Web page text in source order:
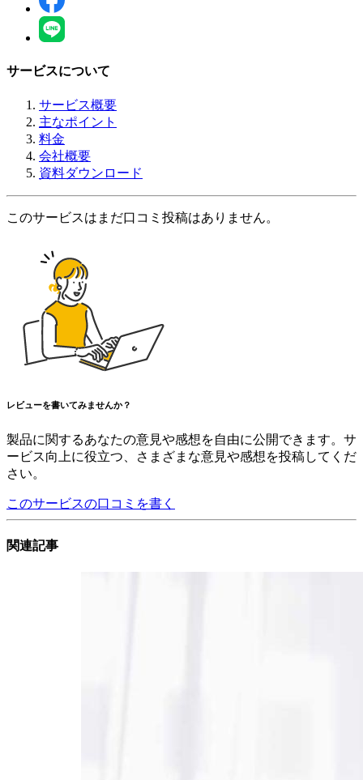
サービスについて
サービス概要
主なポイント
料金
会社概要
資料ダウンロード
このサービスはまだ口コミ投稿はありません。
レビューを書いてみませんか？
製品に関するあなたの意見や感想を自由に公開できます。サ
ービス向上に役立つ、さまざまな意見や感想を投稿してくだ
さい。
このサービスの口コミを書く
関連記事